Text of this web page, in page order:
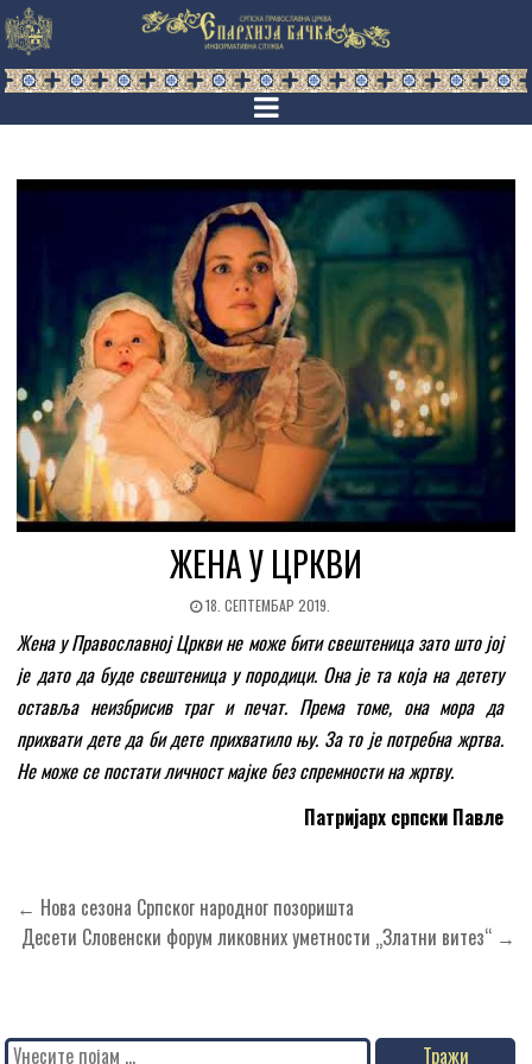
ЖЕНА У ЦРКВИ
18. СЕПТЕМБАР 2019.
Жена у Православној Цркви не може бити свештеница зато што јој
је дато да буде свештеница у породици. Она је та која на детету
оставља неизбрисив траг и печат. Према томе, она мора да
прихвати дете да би дете прихватило њу. За то је потребна жртва.
Не може се постати личност мајке без спремности на жртву.
Патријарх српски Павле
Кретање
чланка
← Нова сезона Српског народног позоришта
Десети Словенски форум ликовних уметности „Златни витез“ →
Search